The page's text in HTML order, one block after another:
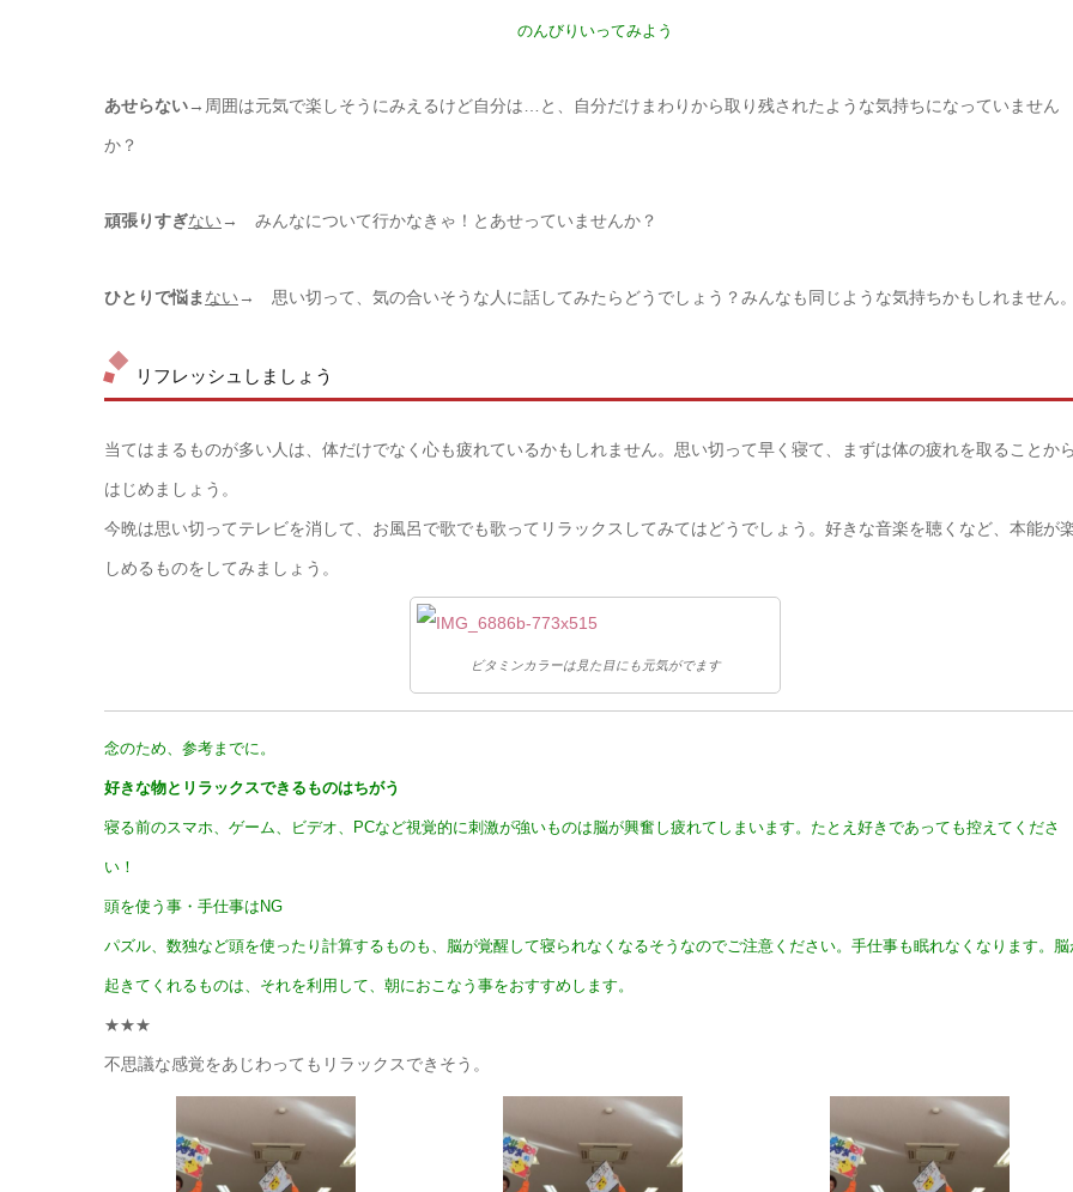
のんびりいってみよう
あせらない→周囲は元気で楽しそうにみえるけど自分は…と、自分だけまわりから取り残されたような気持ちになっていません
か？
頑張りすぎない → みんなについて行かなきゃ！とあせっていませんか？
ひとりで悩ま ない → 思い切って、気の合いそうな人に話してみたらどうでしょう？みんなも同じような気持ちかもしれません
リフレッシュしましょう
当てはまるものが多い人は、体だけでなく心も疲れているかもしれません。 思い切って早く寝て、まずは体の疲れを取ることか
はじめましょう。
今晩は思い切ってテレビを消して、お風呂で歌でも歌ってリラックスしてみてはどうでしょう。 好きな音楽を聴くなど、本能が
しめるものをしてみましょう。
ビタミンカラーは見た目にも元気がでます
念のため、参考までに。
好きな物とリラックスできるものはちがう
寝る前のスマホ、ゲーム、ビデオ、PCなど視覚的に刺激が強いものは脳が興奮し疲れてしまいます。 たとえ好きであっても控えてくださ
い！
頭を使う事・手仕事はNG
パズル、数独など頭を使ったり計算するものも、脳が覚醒して寝られなくなるそうなのでご注意ください。手仕事も眠れなくなります。
起きてくれるものは、それを利用して、朝におこなう事をおすすめします。
★★★
不思議な感覚をあじわってもリラックスできそう。